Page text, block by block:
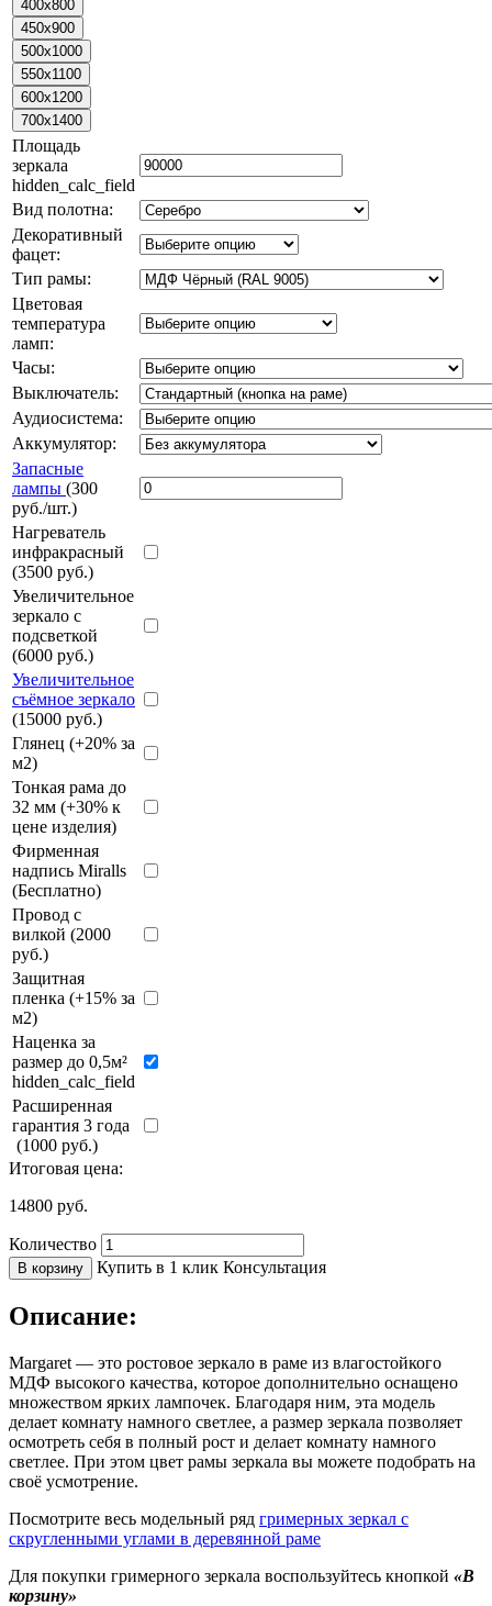
Площадь
зеркала
hidden_calc_field
Вид полотна:
Декоративный
фацет:
Тип рамы:
Цветовая
температура
ламп:
Часы:
Выключатель:
Аудиосистема:
Аккумулятор:
Запасные
лампы (300
руб./шт.)
Нагреватель
инфракрасный
(3500 руб.)
Увеличительное
зеркало с
подсветкой
(6000 руб.)
Увеличительное
съёмное зеркало
(15000 руб.)
Глянец (+20% за
м2)
Тонкая рама до
32 мм (+30% к
цене изделия)
Фирменная
надпись Miralls
(Бесплатно)
Провод с
вилкой (2000
руб.)
Защитная
пленка (+15% за
м2)
Наценка за
размер до 0,5м²
hidden_calc_field
Расширенная
гарантия 3 года
(1000 руб.)
Итоговая цена:
14800 руб.
Количество
В корзину Купить в 1 клик Консультация
Описание:
Margaret — это ростовое зеркало в раме из влагостойкого
МДФ высокого качества, которое дополнительно оснащено
множеством ярких лампочек. Благодаря ним, эта модель
делает комнату намного светлее, а размер зеркала позволяет
осмотреть себя в полный рост и делает комнату намного
светлее. При этом цвет рамы зеркала вы можете подобрать на
своё усмотрение.
Посмотрите весь модельный ряд гримерных зеркал с
скругленными углами в деревянной раме
Для покупки гримерного зеркала воспользуйтесь кнопкой «В
корзину»